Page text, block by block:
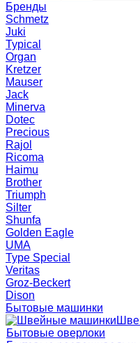
Бренды
Schmetz
Juki
Typical
Organ
Kretzer
Mauser
Jack
Minerva
Dotec
Precious
Rajol
Ricoma
Haimu
Brother
Triumph
Silter
Shunfa
Golden Eagle
UMA
Type Special
Veritas
Groz-Beckert
Dison
Бытовые машинки
Бытовые оверлоки